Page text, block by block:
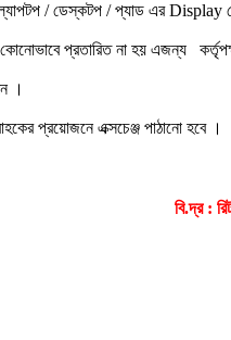
/ ডেস্কটপ / প্যাড এর Display
কোনোভাবে প্রতারিত না হয় এজন্য
।
প্রয়োজনে এক্সচেঞ্জ পাঠানো হবে ।
বি.দ্র :